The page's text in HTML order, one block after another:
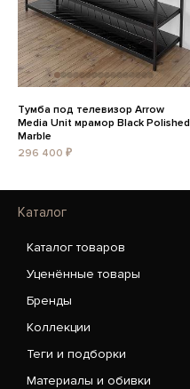
Тумба под телевизор Arrow
Media Unit мрамор Black Polished
Marble
296 400 ₽
Каталог
Каталог товаров
Уценённые товары
Бренды
Коллекции
Теги и подборки
Материалы и обивки